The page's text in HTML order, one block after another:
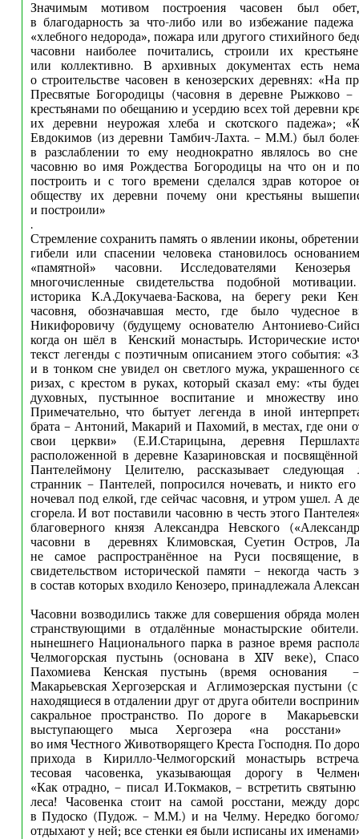
Значимым мотивом построения часовен был
в благодарность за что-либо или во избежание падежа
«хлебного недорода», пожара или другого стихийного
часовни наиболее почитались, строили их
или коллективно. В архивных документах есть
о строительстве часовен в кенозерских деревнях: «На
Пресвятые Богородицы (часовня в деревне Рыжково
крестьянами по обещанию и усердию всех той деревни
их деревни неурожая хлеба и скотского падежа»;
Евдокимов (из деревни Тамбич-Лахта. – М.М.) был
в разслаблении то ему неоднократно являлось во
часовню во имя Рождества Богородицы на что он и
построить и с того времени сделался здрав которое
обществу их деревни почему они крестьяны
и построили»
.
Стремление сохранить память о явлении иконы,
гибели или спасении человека становилось
«памятной» часовни. Исследователями Кенозерья
многочисленные свидетельства подобной
историка К.А.Докучаева-Баскова, на берегу реки
часовня, обозначавшая место, где было чудесное
Никифоровичу (будущему основателю Антониево-
когда он шёл в Кенский монастырь. Исторические
текст легенды с поэтичным описанием этого события:
и в тонком сне увидел он светлого мужа, украшенного
ризах, с крестом в руках, который сказал ему: «ты
духовных, пустынное воспитание и множеству
Примечательно, что бытует легенда в иной
брата – Антоний, Макарий и Пахомий, в местах, где они
свои церкви» (Е.И.Старицына, деревня
расположенной в деревне Казариновская и
Пантелеймону Целителю, рассказывает следующая
странник – Пантелей, попросился ночевать, и никто
ночевал под елкой, где сейчас часовня, и утром ушел. А
сгорела. И вот поставили часовню в честь этого
благоверного князя Александра Невского
часовни в деревнях Климовская, Суетин Остров,
не самое распространённое на Руси посвящение,
свидетельством исторической памяти – некогда часть
в состав которых входило Кенозеро, принадлежала
Часовни возводились также для совершения обряда
странствующими в отдалённые монастырские
нынешнего Национального парка в разное время
Челмогорская пустынь (основана в XIV веке),
Пахомиева Кенская пустынь (время основания
Макарьевская Хергозерская и Аглимозерская пустыни
находящиеся в отдалении друг от друга обители
сакральное пространство. По дороге в
выступающего мыса Хергозера «на росстани»
во имя Честного Животворящего Креста Господня. По
прихода в Кирилло-Челмогорский монастырь
тесовая часовенка, указывающая дорогу в
«Как отрадно, – писал И.Токмаков, – встретить святыню
леса! Часовенка стоит на самой росстани, между
в Пудоско (Пудож. – М.М.) и на Челму. Нередко
отдыхают у ней; все стенки ея были исписаны их